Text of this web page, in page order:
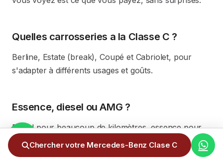
Quelles carrosseries a la Classe C ?
Berline, Estate (break), Coupé et Cabriolet, pour
s'adapter à différents usages et goûts.
Essence, diesel ou AMG ?
Diesel pour beaucoup de kilomètres, essence pour
un usage mixte, et les AMG (C 43 / C 63) si vous
recherchez de hautes performances.
Chercher votre Mercedes-Benz Clase C